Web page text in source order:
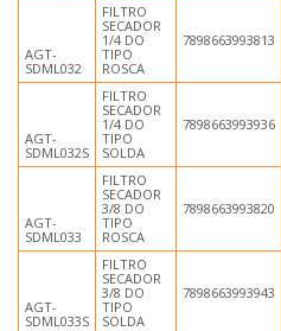
AGT-
SDML032
FILTRO
SECADOR
1/4 DO
TIPO
ROSCA
7898663993813
AGT-
SDML032S
FILTRO
SECADOR
1/4 DO
TIPO
SOLDA
7898663993936
AGT-
SDML033
FILTRO
SECADOR
3/8 DO
TIPO
ROSCA
7898663993820
AGT-
SDML033S
FILTRO
SECADOR
3/8 DO
TIPO
SOLDA
7898663993943